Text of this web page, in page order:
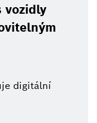
vozidly
digitální